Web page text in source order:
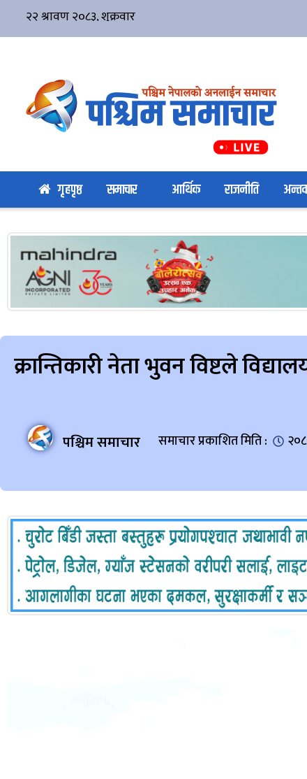
गृहपृष्ठ समाचार आर्थिक राजनीति
क्रान्तिकारी नेता भुवन विष्टले
पश्चिम समाचार समाचार प्रकाशित मिति :